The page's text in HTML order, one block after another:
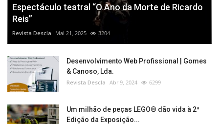
Espectáculo teatral “O Ano da Morte de Ricardo
Reis”
Revista Descla Mai 21, 2025 3204
Desenvolvimento Web Profissional | Gomes
& Canoso, Lda.
Revista Descla Abr 9, 2024 6299
Um milhão de peças LEGO® dão vida à 2ª
Edição da Exposição...